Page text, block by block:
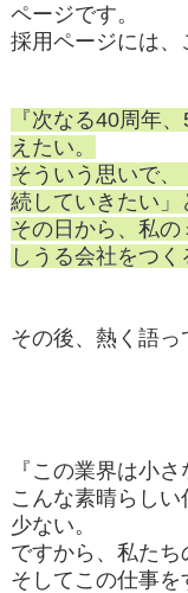
ページです。
採用ページには、
『次なる40周年
えたい。
そういう思いで
続していきたい」
その日から、私
しうる会社をつく
その後、熱く語っ
『この業界は小
こんな素晴らし
少ない。
ですから、私たち
そしてこの仕事